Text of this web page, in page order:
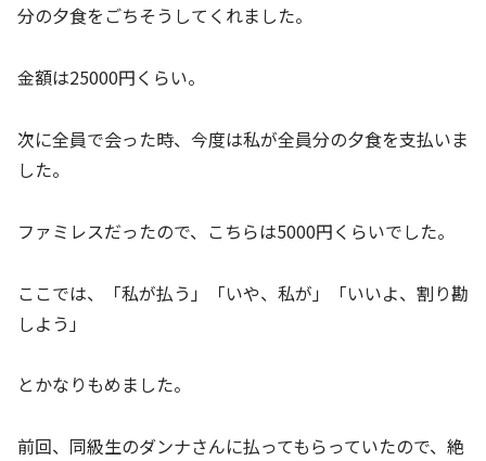
分の夕食をごちそうしてくれました。
金額は25000円くらい。
次に全員で会った時、今度は私が全員分の夕食を支払いま
した。
ファミレスだったので、こちらは5000円くらいでした。
ここでは、「私が払う」「いや、私が」「いいよ、割り勘
しよう」
とかなりもめました。
前回、同級生のダンナさんに払ってもらっていたので、絶